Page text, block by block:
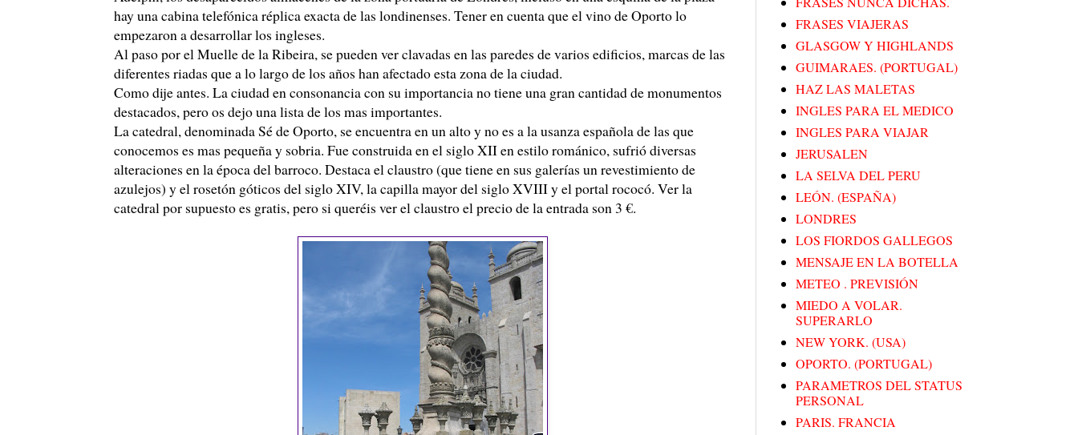
hay una cabina telefónica réplica exacta de las londinenses. Tener en cuenta que el vino de Oporto lo
empezaron a desarrollar los ingleses.
Al paso por el Muelle de la Ribeira, se pueden ver clavadas en las paredes de varios edificios, marcas de las
diferentes riadas que a lo largo de los años han afectado esta zona de la ciudad.
Como dije antes. La ciudad en consonancia con su importancia no tiene una gran cantidad de monumentos
destacados, pero os dejo una lista de los mas importantes.
La catedral, denominada Sé de Oporto, se encuentra en un alto y no es a la usanza española de las que
conocemos es mas pequeña y sobria. Fue construida en el siglo XII en estilo románico, sufrió diversas
alteraciones en la época del barroco. Destaca el claustro (que tiene en sus galerías un revestimiento de
azulejos) y el rosetón góticos del siglo XIV, la capilla mayor del siglo XVIII y el portal rococó. Ver la
catedral por supuesto es gratis, pero si queréis ver el claustro el precio de la entrada son 3 €.
FRASES VIAJERAS
GLASGOW Y HIGHLANDS
GUIMARAES. (PORTUGAL)
HAZ LAS MALETAS
INGLES PARA EL MEDICO
INGLES PARA VIAJAR
JERUSALEN
LA SELVA DEL PERU
LEÓN. (ESPAÑA)
LONDRES
LOS FIORDOS GALLEGOS
MENSAJE EN LA BOTELLA
METEO . PREVISIÓN
MIEDO A VOLAR.
SUPERARLO
NEW YORK. (USA)
OPORTO. (PORTUGAL)
PARAMETROS DEL STATUS
PERSONAL
PARIS. FRANCIA